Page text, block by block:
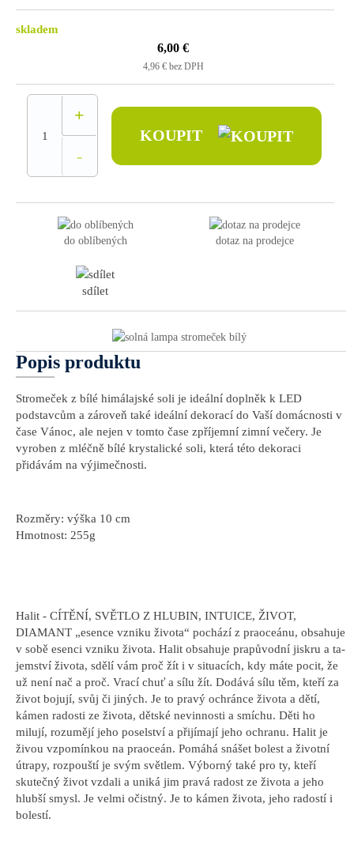
skladem
6,00 €
4,96 € bez DPH
+
-
KOUPIT
do oblíbených dotaz na prodejce
sdílet
Popis produktu
Stromeček z bílé himálajské soli je ideální doplněk k LED
podstavcům a zároveň také ideální dekorací do Vaší domácnosti v
čase Vánoc, ale nejen v tomto čase zpříjemní zimní večery. Je
vyroben z mléčně bílé krystalické soli, která této dekoraci
přidávám na výjimečnosti.
Rozměry: výška 10 cm
Hmotnost: 255g
Halit - CÍTĚNÍ, SVĚTLO Z HLUBIN, INTUICE, ŽIVOT,
DIAMANT „esence vzniku života“ pochází z praoceánu, obsahuje
v sobě esenci vzniku života. Halit obsahuje prapůvodní jiskru a ta-
jemství života, sdělí vám proč žít i v situacích, kdy máte pocit, že
už není nač a proč. Vrací chuť a sílu žít. Dodává sílu těm, kteří za
život bojují, svůj či jiných. Je to pravý ochránce života a dětí,
kámen radosti ze života, dětské nevinnosti a smíchu. Děti ho
milují, rozumějí jeho poselství a přijímají jeho ochranu. Halit je
živou vzpomínkou na praoceán. Pomáhá snášet bolest a životní
útrapy, rozpouští je svým světlem. Výborný také pro ty, kteří
skutečný život vzdali a uniká jim pravá radost ze života a jeho
hlubší smysl. Je velmi očistný. Je to kámen života, jeho radostí i
bolestí.